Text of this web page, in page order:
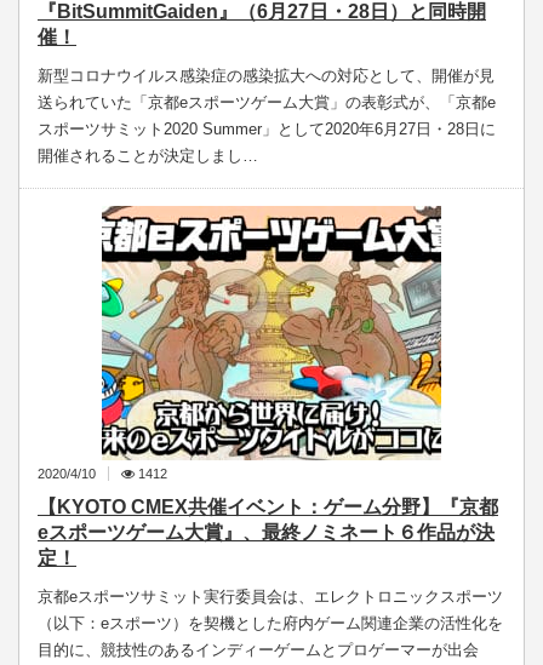
『BitSummitGaiden』（6月27日・28日）と同時開
催！
新型コロナウイルス感染症の感染拡大への対応として、開催が見
送られていた「京都eスポーツゲーム大賞」の表彰式が、「京都e
スポーツサミット2020 Summer」として2020年6月27日・28日に
開催されることが決定しまし…
2020/4/10 1412
【KYOTO CMEX共催イベント：ゲーム分野】『京都
eスポーツゲーム大賞』、最終ノミネート６作品が決
定！
京都eスポーツサミット実行委員会は、エレクトロニックスポーツ
（以下：eスポーツ）を契機とした府内ゲーム関連企業の活性化を
目的に、競技性のあるインディーゲームとプロゲーマーが出会